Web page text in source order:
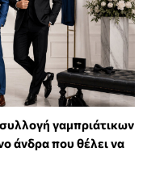
γαμπριάτικων
άνδρα που θέλει να